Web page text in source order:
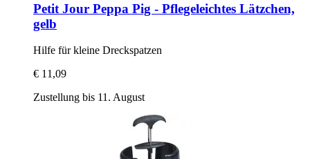
Petit Jour Peppa Pig -​ Pflegeleichtes Lätzchen,
gelb
Hilfe für kleine Dreckspatzen
€ 11,09
Zustellung bis 11. August